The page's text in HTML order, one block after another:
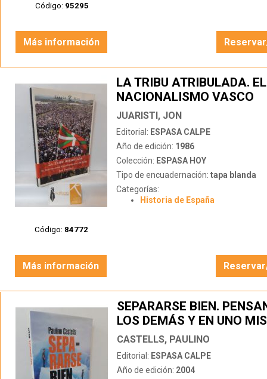
Código: 95295
Más información
Código: 84772
LA TRIBU ATRIBULADA. EL
NACIONALISMO VASCO
EXPLICADO A MI PADRE
JUARISTI, JON
Editorial: ESPASA CALPE
Año de edición: 1986
Colección: ESPASA HOY
Tipo de encuadernación: tapa blanda
Categorías:
Historia de España
Más información
SEPARARSE BIEN.
LOS DEMÁS Y EN UNO
CASTELLS, PAULINO
Editorial: ESPASA CALPE
Año de edición: 2004